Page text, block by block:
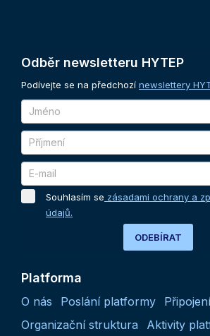
Odběr newsletteru HYTEP
Podívejte se na předchozí newslettery
Souhlasím se zásadami ochrany a
údajů.
ODEBÍRAT
Platforma
O nás Poslání platformy
Organizační struktura
Aktivity